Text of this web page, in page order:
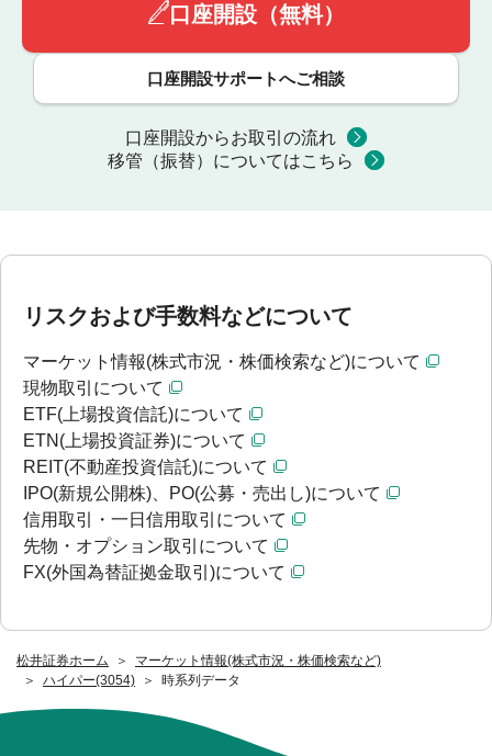
松井証券ホーム
マーケット情報(株式市況・株価検索など)
ハイパー(3054)
時系列データ
口座開設（無料）
口座開設サポートへご相談
口座開設からお取引の流れ
移管（振替）についてはこちら
リスクおよび手数料などについて
マーケット情報(株式市況・株価検索など)について
現物取引について
ETF(上場投資信託)について
ETN(上場投資証券)について
REIT(不動産投資信託)について
IPO(新規公開株)、PO(公募・売出し)について
信用取引・一日信用取引について
先物・オプション取引について
FX(外国為替証拠金取引)について